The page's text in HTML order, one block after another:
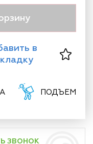
в
ПОДЪЕМ
ЗВОНОК